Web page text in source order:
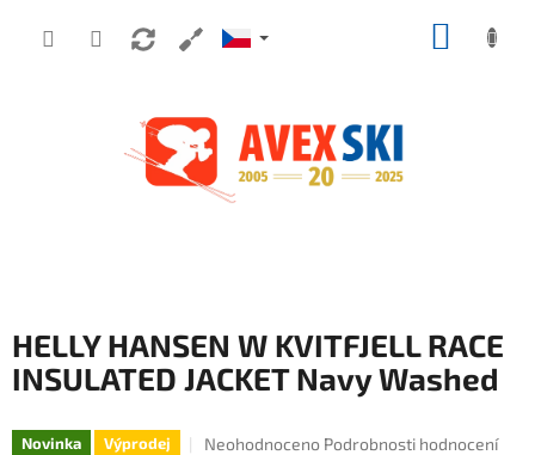
HELLY HANSEN W KVITFJELL RACE
INSULATED JACKET Navy Washed
Novinka Výprodej Průměrné hodnocení produktu je 0,0 z 5
Neohodnoceno Podrobnosti hodnocení